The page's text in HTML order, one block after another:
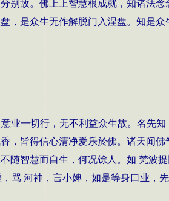
别故。佛上上智慧根成就，知诸法念
是众生无作解脱门入涅盘。知是众
业一切行，无不利益众生故。名先
，皆得信心清净爱乐於佛。诸天闻
智慧而自生，何况馀人。如 梵波提
骂 河神，言小婢，如是等身口业，